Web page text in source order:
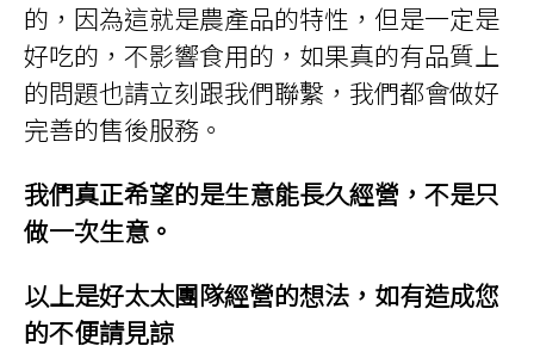
的，因為這就是農產品的特性，但是一定是
好吃的，不影響食用的，如果真的有品質上
的問題也請立刻跟我們聯繫，我們都會做好
完善的售後服務。
我們真正希望的是生意能長久經營，不是只
做一次生意。
以上是好太太團隊經營的想法，如有造成您
的不便請見諒